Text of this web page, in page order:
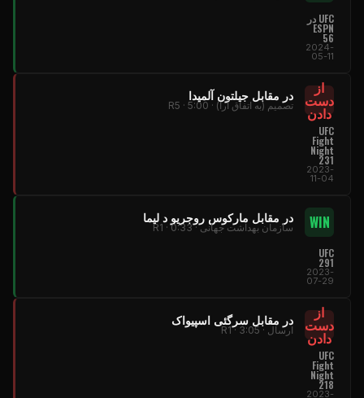
UFC در
ESPN
56
2024-
05-11
از
دست
دادن
در مقابل جیلتون آلمیدا
تصمیم (به اتفاق آرا) · R5 · 5:00
UFC
Fight
Night
231
2023-
11-04
WIN در مقابل مارکوس روجریو د لیما
سازمان بهداشت جهانی · R1 · 0:33
UFC
291
2023-
07-29
از
دست
دادن
در مقابل سرگئی اسپیواک
ارسال · R1 · 3:05
UFC
Fight
Night
218
2023-